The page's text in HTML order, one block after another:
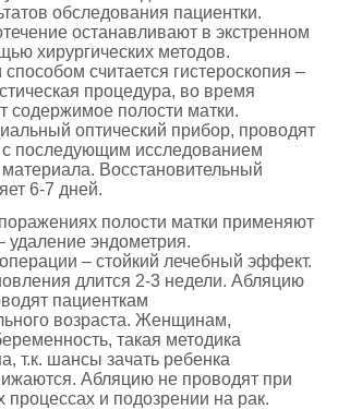
обследования пациентки.
останавливают в экстренном
хирургических методов.
считается гистероскопия –
процедура, во время
содержимое полости матки.
оптический прибор, проводят
последующим исследованием
материала. Восстановительный
6-7 дней.
полости матки применяют
удаление эндометрия.
– стойкий лечебный эффект.
длится 2-3 недели. Абляцию
пациенткам
возраста. Женщинам,
такая методика
т.к. шансы зачать ребенка
Абляцию не проводят при
процессах и подозрении на рак.